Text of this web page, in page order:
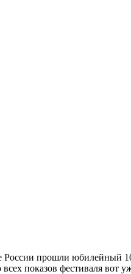
России прошли
показов фестиваля вот